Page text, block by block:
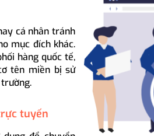
cá nhân tránh
mục đích khác.
hàng quốc tế,
tên miền bị sử
tuyến